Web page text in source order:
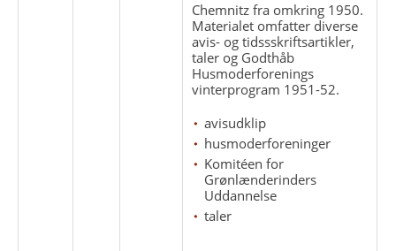
Chemnitz fra omkring 1950.
Materialet omfatter diverse
avis- og tidssskriftsartikler,
taler og Godthåb
Husmoderforenings
vinterprogram 1951-52.
avisudklip
husmoderforeninger
Komitéen for
Grønlænderinders
Uddannelse
taler